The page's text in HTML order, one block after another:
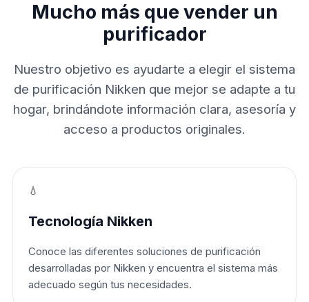
Mucho más que vender un
purificador
Nuestro objetivo es ayudarte a elegir el sistema
de purificación Nikken que mejor se adapte a tu
hogar, brindándote información clara, asesoría y
acceso a productos originales.
💧
Tecnología Nikken
Conoce las diferentes soluciones de purificación
desarrolladas por Nikken y encuentra el sistema más
adecuado según tus necesidades.